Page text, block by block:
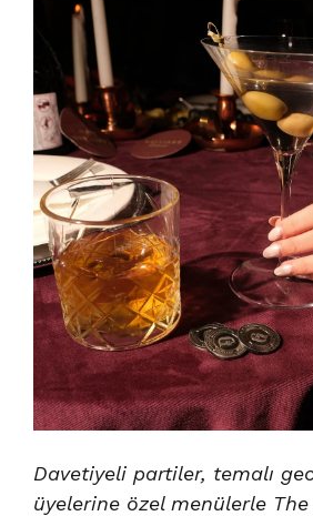
Davetiyeli partiler, temalı
üyelerine özel menülerle